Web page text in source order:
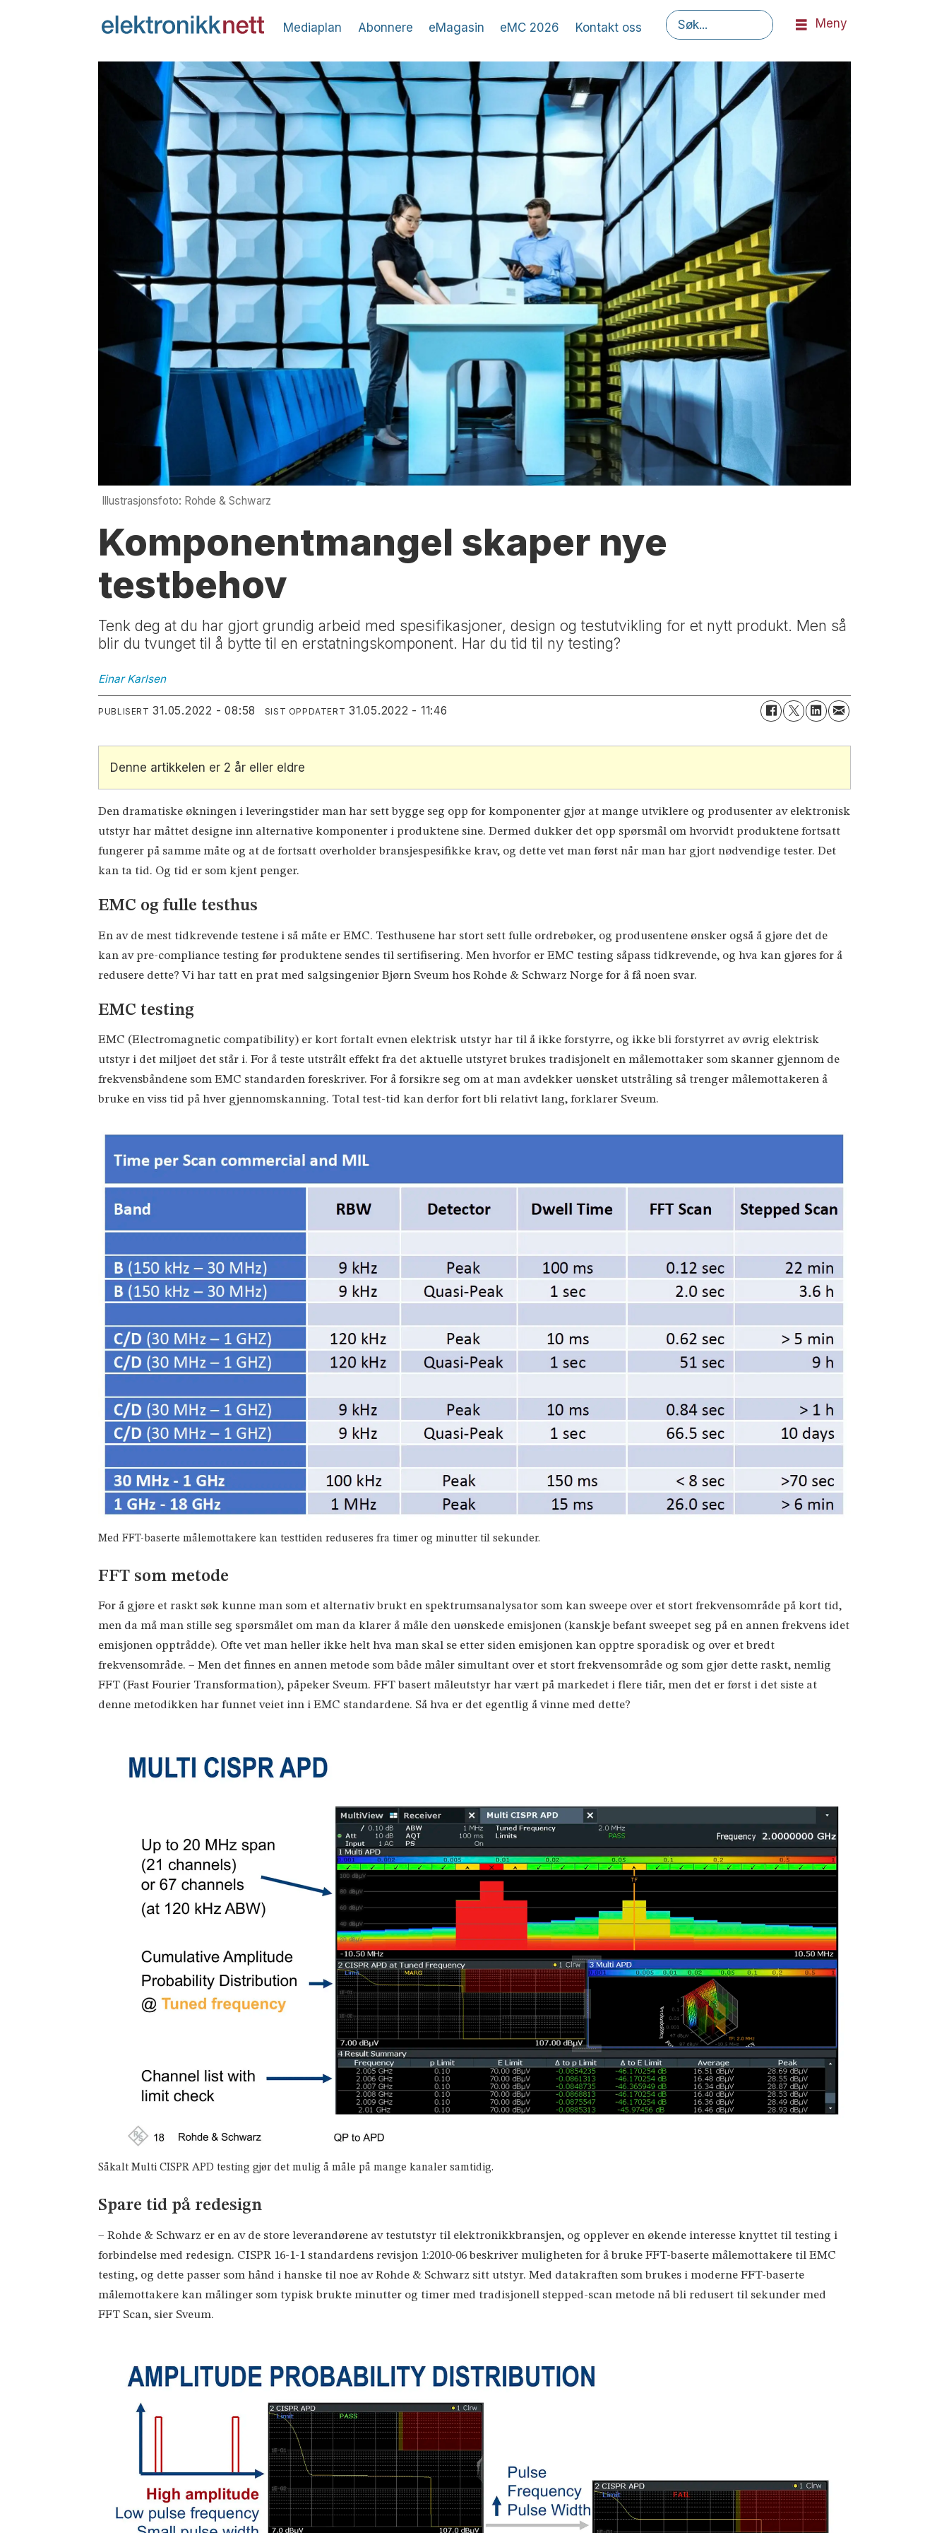
Mediaplan Abonnere eMagasin eMC 2026 Kontakt oss Søk
Meny
Illustrasjonsfoto: Rohde & Schwarz
Komponentmangel skaper nye
testbehov
Tenk deg at du har gjort grundig arbeid med spesifikasjoner, design og testutvikling for et nytt produkt. Men så
blir du tvunget til å bytte til en erstatningskomponent. Har du tid til ny testing?
Einar Karlsen
PUBLISERT 31.05.2022 - 08:58 SIST OPPDATERT 31.05.2022 - 11:46
Denne artikkelen er 2 år eller eldre
Den dramatiske økningen i leveringstider man har sett bygge seg opp for komponenter gjør at mange utviklere og produsenter av elektronisk
utstyr har måttet designe inn alternative komponenter i produktene sine. Dermed dukker det opp spørsmål om hvorvidt produktene fortsatt
fungerer på samme måte og at de fortsatt overholder bransjespesifikke krav, og dette vet man først når man har gjort nødvendige tester. Det
kan ta tid. Og tid er som kjent penger.
EMC og fulle testhus
En av de mest tidkrevende testene i så måte er EMC. Testhusene har stort sett fulle ordrebøker, og produsentene ønsker også å gjøre det de
kan av pre-compliance testing før produktene sendes til sertifisering. Men hvorfor er EMC testing såpass tidkrevende, og hva kan gjøres for å
redusere dette? Vi har tatt en prat med salgsingeniør Bjørn Sveum hos Rohde & Schwarz Norge for å få noen svar.
EMC testing
EMC (Electromagnetic compatibility) er kort fortalt evnen elektrisk utstyr har til å ikke forstyrre, og ikke bli forstyrret av øvrig elektrisk
utstyr i det miljøet det står i. For å teste utstrålt effekt fra det aktuelle utstyret brukes tradisjonelt en målemottaker som skanner gjennom de
frekvensbåndene som EMC standarden foreskriver. For å forsikre seg om at man avdekker uønsket utstråling så trenger målemottakeren å
bruke en viss tid på hver gjennomskanning. Total test-tid kan derfor fort bli relativt lang, forklarer Sveum.
Med FFT-baserte målemottakere kan testtiden reduseres fra timer og minutter til sekunder.
FFT som metode
For å gjøre et raskt søk kunne man som et alternativ brukt en spektrumsanalysator som kan sweepe over et stort frekvensområde på kort tid,
men da må man stille seg spørsmålet om man da klarer å måle den uønskede emisjonen (kanskje befant sweepet seg på en annen frekvens idet
emisjonen opptrådde). Ofte vet man heller ikke helt hva man skal se etter siden emisjonen kan opptre sporadisk og over et bredt
frekvensområde. – Men det finnes en annen metode som både måler simultant over et stort frekvensområde og som gjør dette raskt, nemlig
FFT (Fast Fourier Transformation), påpeker Sveum. FFT basert måleutstyr har vært på markedet i flere tiår, men det er først i det siste at
denne metodikken har funnet veiet inn i EMC standardene. Så hva er det egentlig å vinne med dette?
Såkalt Multi CISPR APD testing gjør det mulig å måle på mange kanaler samtidig.
Spare tid på redesign
– Rohde & Schwarz er en av de store leverandørene av testutstyr til elektronikkbransjen, og opplever en økende interesse knyttet til testing i
forbindelse med redesign. CISPR 16-1-1 standardens revisjon 1:2010-06 beskriver muligheten for å bruke FFT-baserte målemottakere til EMC
testing, og dette passer som hånd i hanske til noe av Rohde & Schwarz sitt utstyr. Med datakraften som brukes i moderne FFT-baserte
målemottakere kan målinger som typisk brukte minutter og timer med tradisjonell stepped-scan metode nå bli redusert til sekunder med
FFT Scan, sier Sveum.